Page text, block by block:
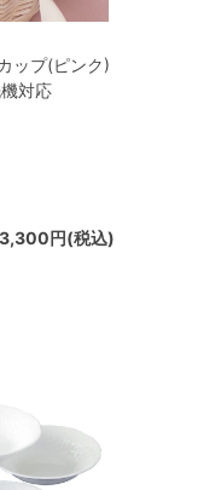
ップ(ピンク)
対応
3,300円(税込)